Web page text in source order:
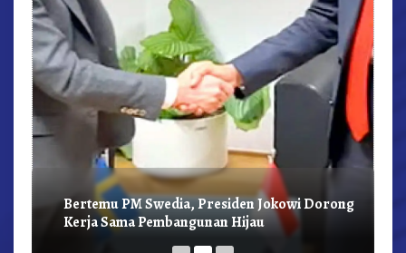
Bertemu PM Swedia, Presiden Jokowi Dorong
Kerja Sama Pembangunan Hijau